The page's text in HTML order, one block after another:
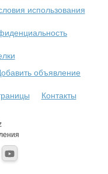
использования
объявление
Контакты